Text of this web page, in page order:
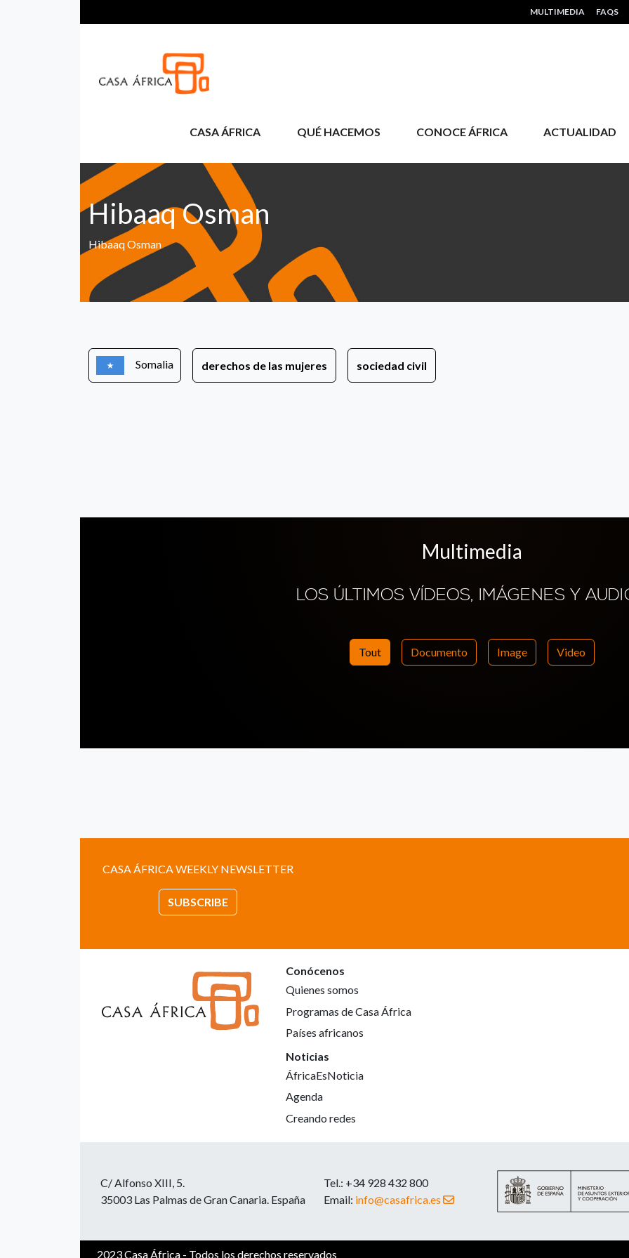
HEADER MENU
MULTIMEDIA FAQS
CASA ÁFRICA QUÉ HACEMOS CONOCE ÁFRICA ACTUALIDAD
Hibaaq Osman
Hibaaq Osman
Somalia derechos de las mujeres sociedad civil
Multimedia
LOS ÚLTIMOS VÍDEOS, IMÁGENES Y
Tout Documento Image Video
CASA ÁFRICA WEEKLY NEWSLETTER
SUBSCRIBE
Conócenos
Quienes somos
Programas de Casa África
Países africanos
Noticias
ÁfricaEsNoticia
Agenda
Creando redes
C/ Alfonso XIII, 5.
35003 Las Palmas de Gran Canaria. España
Tel.: +34 928 432 800
Email: info@casafrica.es
2023 Casa África - Todos los derechos reservados